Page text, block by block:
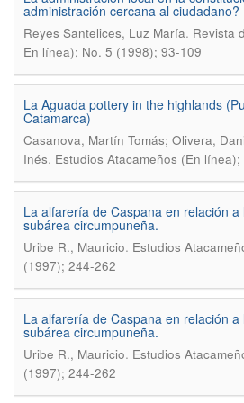
administración cercana al ciudadano?
Reyes Santelices, Luz María. Revista
En línea); No. 5 (1998); 93-109
La Aguada pottery in the highlands
Catamarca)
Casanova, Martín Tomás; Olivera,
Inés. Estudios Atacameños (En
La alfarería de Caspana en relación
subárea circumpuneña.
Uribe R., Mauricio. Estudios
(1997); 244-262
La alfarería de Caspana en relación
subárea circumpuneña.
Uribe R., Mauricio. Estudios
(1997); 244-262